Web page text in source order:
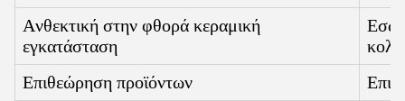
Ανθεκτική στην φθορά κεραμική
εγκατάσταση
Επιθεώρηση προϊόντων